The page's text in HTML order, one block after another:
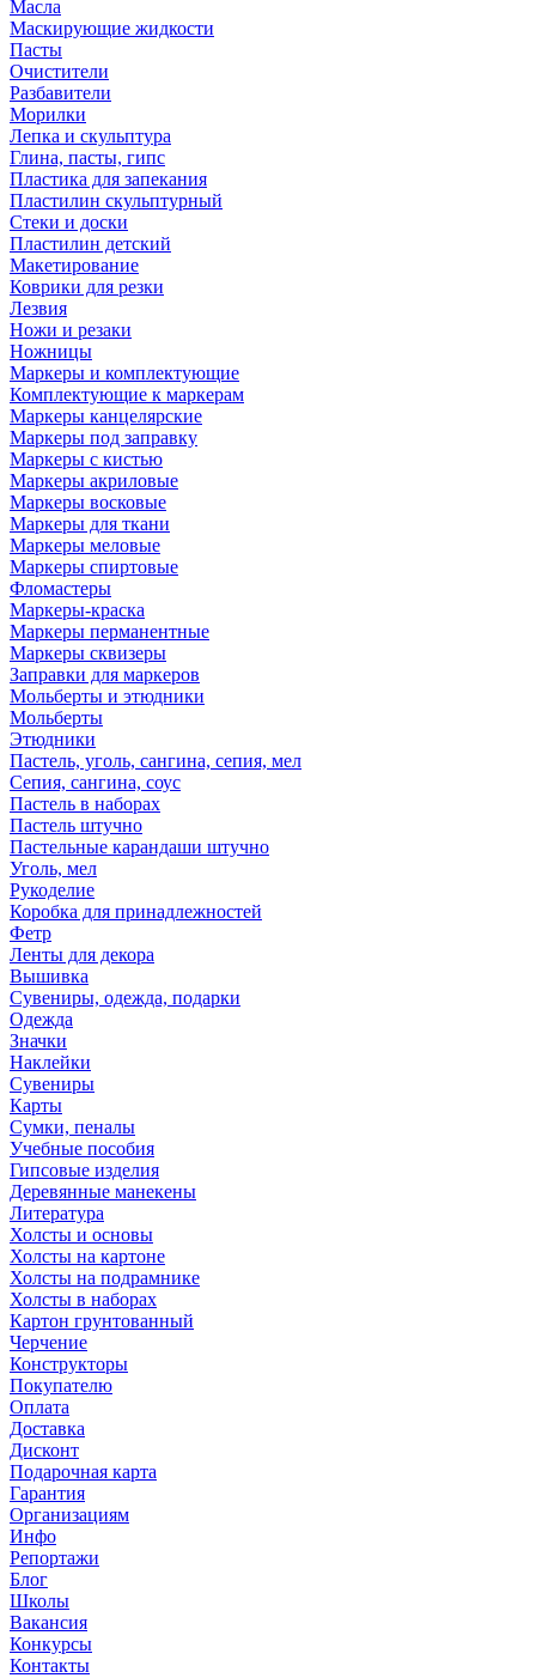
Масла
Маскирующие жидкости
Пасты
Очистители
Разбавители
Морилки
Лепка и скульптура
Глина, пасты, гипс
Пластика для запекания
Пластилин скульптурный
Стеки и доски
Пластилин детский
Макетирование
Коврики для резки
Лезвия
Ножи и резаки
Ножницы
Маркеры и комплектующие
Комплектующие к маркерам
Маркеры канцелярские
Маркеры под заправку
Маркеры с кистью
Маркеры акриловые
Маркеры восковые
Маркеры для ткани
Маркеры меловые
Маркеры спиртовые
Фломастеры
Маркеры-краска
Маркеры перманентные
Маркеры сквизеры
Заправки для маркеров
Мольберты и этюдники
Мольберты
Этюдники
Пастель, уголь, сангина, сепия, мел
Сепия, сангина, соус
Пастель в наборах
Пастель штучно
Пастельные карандаши штучно
Уголь, мел
Рукоделие
Коробка для принадлежностей
Фетр
Ленты для декора
Вышивка
Сувениры, одежда, подарки
Одежда
Значки
Наклейки
Сувениры
Карты
Сумки, пеналы
Учебные пособия
Гипсовые изделия
Деревянные манекены
Литература
Холсты и основы
Холсты на картоне
Холсты на подрамнике
Холсты в наборах
Картон грунтованный
Черчение
Конструкторы
Покупателю
Оплата
Доставка
Дисконт
Подарочная карта
Гарантия
Организациям
Инфо
Репортажи
Блог
Школы
Вакансия
Конкурсы
Контакты